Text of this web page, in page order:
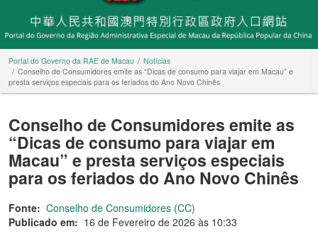
Portal do Governo da RAE de Macau
Notícias
Conselho de Consumidores emite as “Dicas de consumo para viajar em Macau” e
presta serviços especiais para os feriados do Ano Novo Chinês
Conselho de Consumidores emite as
“Dicas de consumo para viajar em
Macau” e presta serviços especiais
para os feriados do Ano Novo Chinês
Fonte: Conselho de Consumidores (CC)
Publicado em: 16 de Fevereiro de 2026 às 10:33